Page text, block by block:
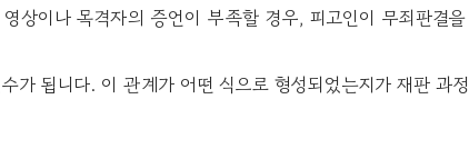
상이나 목격자의 증언이 부족할 경우, 피고인이 무죄판결을
가 됩니다. 이 관계가 어떤 식으로 형성되었는지가 재판 과정